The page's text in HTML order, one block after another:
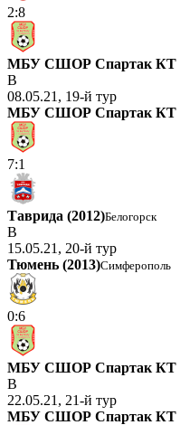
2:8
МБУ СШОР Спартак КТ
В
08.05.21, 19-й тур
МБУ СШОР Спартак КТ
7:1
Таврида (2012)Белогорск
В
15.05.21, 20-й тур
Тюмень (2013)Симферополь
0:6
МБУ СШОР Спартак КТ
В
22.05.21, 21-й тур
МБУ СШОР Спартак КТ